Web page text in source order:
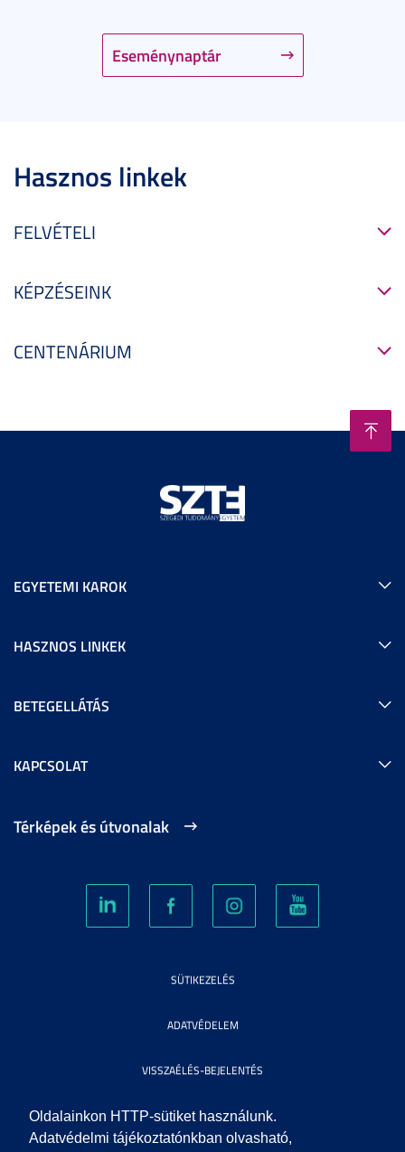
Oldalainkon HTTP-sütiket használunk.
Adatvédelmi tájékoztatónkban olvasható,
Eseménynaptár
Hasznos linkek
FELVÉTELI
KÉPZÉSEINK
CENTENÁRIUM
EGYETEMI KAROK
HASZNOS LINKEK
BETEGELLÁTÁS
KAPCSOLAT
Térképek és útvonalak
SÜTIKEZELÉS
ADATVÉDELEM
VISSZAÉLÉS-BEJELENTÉS
KÖZÉRDEKŰ ADATOK